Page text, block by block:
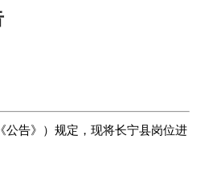
公告》）规定，现将长宁县岗位进